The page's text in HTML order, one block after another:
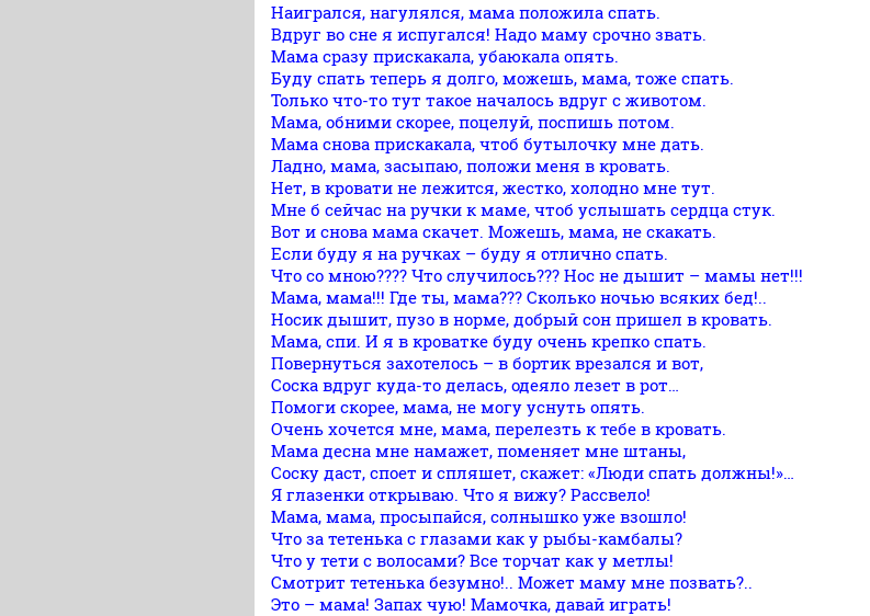
Наигрался, нагулялся, мама положила спать.
Вдруг во сне я испугался! Надо маму срочно звать.
Мама сразу прискакала, убаюкала опять.
Буду спать теперь я долго, можешь, мама, тоже спать.
Только что-то тут такое началось вдруг с животом.
Мама, обними скорее, поцелуй, поспишь потом.
Мама снова прискакала, чтоб бутылочку мне дать.
Ладно, мама, засыпаю, положи меня в кровать.
Нет, в кровати не лежится, жестко, холодно мне тут.
Мне б сейчас на ручки к маме, чтоб услышать сердца стук.
Вот и снова мама скачет. Можешь, мама, не скакать.
Если буду я на ручках – буду я отлично спать.
Что со мною???? Что случилось??? Нос не дышит – мамы нет!!!
Мама, мама!!! Где ты, мама??? Сколько ночью всяких бед!..
Носик дышит, пузо в норме, добрый сон пришел в кровать.
Мама, спи. И я в кроватке буду очень крепко спать.
Повернуться захотелось – в бортик врезался и вот,
Соска вдруг куда-то делась, одеяло лезет в рот…
Помоги скорее, мама, не могу уснуть опять.
Очень хочется мне, мама, перелезть к тебе в кровать.
Мама десна мне намажет, поменяет мне штаны,
Соску даст, споет и спляшет, скажет: «Люди спать должны!»…
Я глазенки открываю. Что я вижу? Рассвело!
Мама, мама, просыпайся, солнышко уже взошло!
Что за тетенька с глазами как у рыбы-камбалы?
Что у тети с волосами? Все торчат как у метлы!
Смотрит тетенька безумно!.. Может маму мне позвать?..
Это – мама! Запах чую! Мамочка, давай играть!